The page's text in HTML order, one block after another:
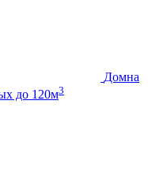
Домна
до 120м3